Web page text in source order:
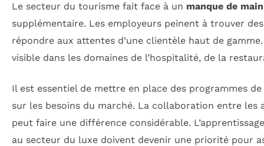
Le secteur du tourisme fait face à un manque de
supplémentaire. Les employeurs peinent à trouver
répondre aux attentes d’une clientèle haut de
visible dans les domaines de l’hospitalité, de la
Il est essentiel de mettre en place des programmes
sur les besoins du marché. La collaboration entre
peut faire une différence considérable.
au secteur du luxe doivent devenir une priorité pour